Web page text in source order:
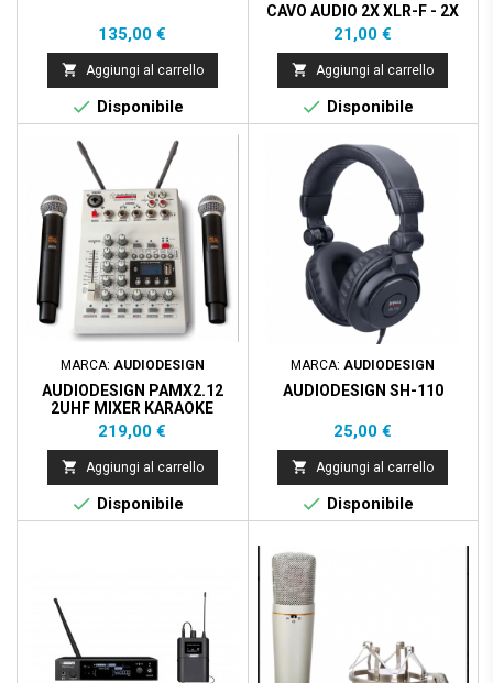
Prezzo
135,00 €
 Aggiungi al carrello
 Disponibile
CAVO AUDIO 2X XLR-F - 2X
RCA-M 3M
Prezzo
21,00 €
 Aggiungi al carrello
 Disponibile
MARCA: AUDIODESIGN
AUDIODESIGN PAMX2.12
2UHF MIXER KARAOKE
Prezzo
219,00 €
 Aggiungi al carrello
 Disponibile
MARCA:AUDIODESIGN
AUDIODESIGN SH-110
Prezzo
25,00 €
 Aggiungi al carrello
 Disponibile